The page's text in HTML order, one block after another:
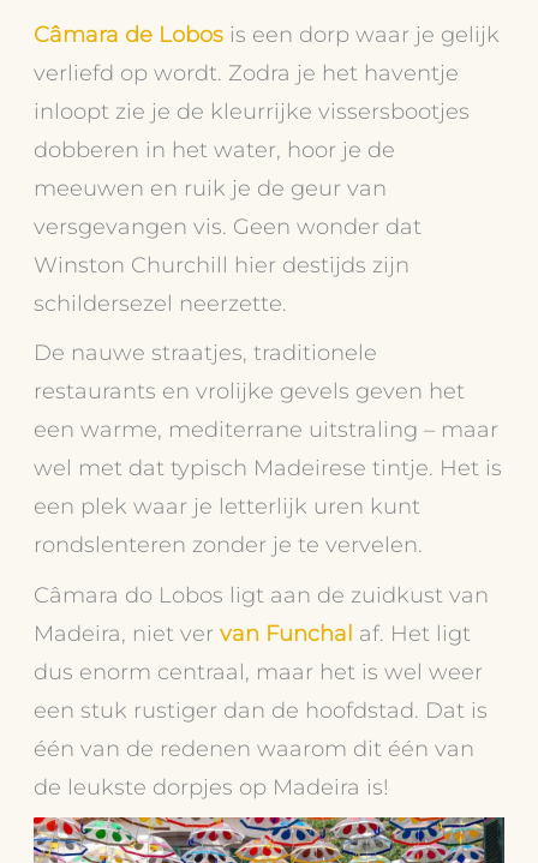
Câmara de Lobos is een dorp waar je gelijk
verliefd op wordt. Zodra je het haventje
inloopt zie je de kleurrijke vissersbootjes
dobberen in het water, hoor je de
meeuwen en ruik je de geur van
versgevangen vis. Geen wonder dat
Winston Churchill hier destijds zijn
schildersezel neerzette.
De nauwe straatjes, traditionele
restaurants en vrolijke gevels geven het
een warme, mediterrane uitstraling – maar
wel met dat typisch Madeirese tintje. Het is
een plek waar je letterlijk uren kunt
rondslenteren zonder je te vervelen.
Câmara do Lobos ligt aan de zuidkust van
Madeira, niet vervan Funchal af. Het ligt
dus enorm centraal, maar het is wel weer
een stuk rustiger dan de hoofdstad. Dat is
één van de redenen waarom dit één van
de leukste dorpjes op Madeira is!